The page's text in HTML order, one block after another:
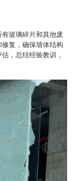
玻璃碎片和其他废
复，确保墙体结构
，总结经验教训，